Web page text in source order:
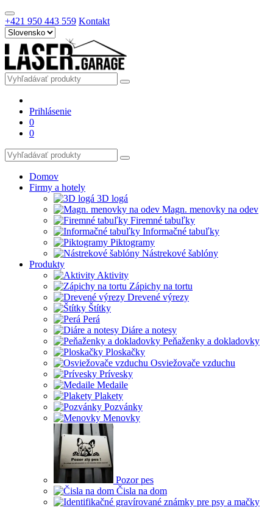
+421 950 443 559 Kontakt
Prihlásenie
0
0
Domov
Firmy a hotely
3D logá
Magn. menovky na odev
Firemné tabuľky
Informačné tabuľky
Piktogramy
Nástrekové šablóny
Produkty
Aktivity
Zápichy na tortu
Drevené výrezy
Štítky
Perá
Diáre a notesy
Peňaženky a dokladovky
Ploskačky
Osviežovače vzduchu
Prívesky
Medaile
Plakety
Pozvánky
Menovky
Pozor pes
Čisla na dom